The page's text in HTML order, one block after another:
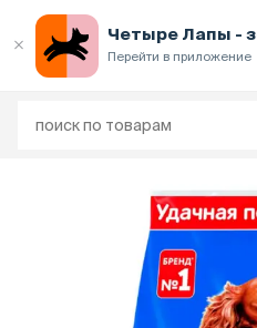
Четыре Лапы -
Перейти в приложение